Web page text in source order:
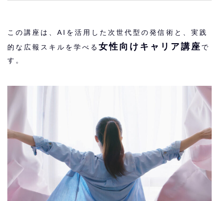
この講座は、AIを活用した次世代型の発信術と、実践
的な広報スキルを学べる 女性向けキャリア講座 で
す。